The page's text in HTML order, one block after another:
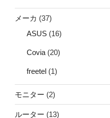
メーカ (37)
ASUS (16)
Covia (20)
freetel (1)
モニター (2)
ルーター (13)